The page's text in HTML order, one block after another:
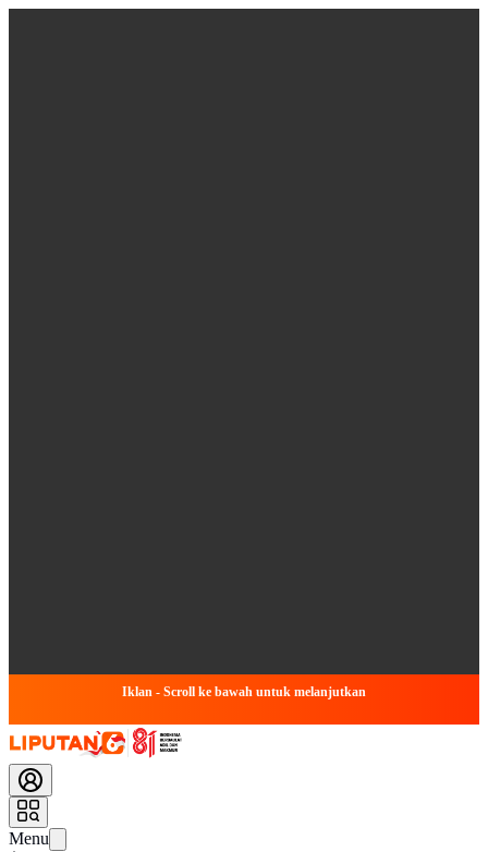
Iklan - Scroll ke bawah untuk melanjutkan
Menu